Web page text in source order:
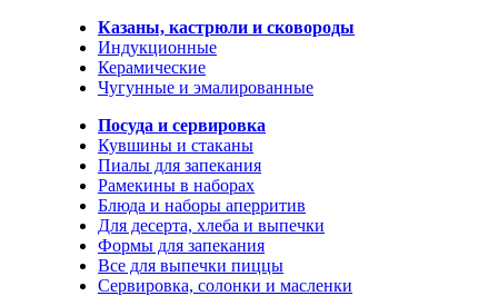
Казаны, кастрюли и сковороды
Индукционные
Керамические
Чугунные и эмалированные
Посуда и сервировка
Кувшины и стаканы
Пиалы для запекания
Рамекины в наборах
Блюда и наборы аперритив
Для десерта, хлеба и выпечки
Формы для запекания
Все для выпечки пиццы
Сервировка, солонки и масленки